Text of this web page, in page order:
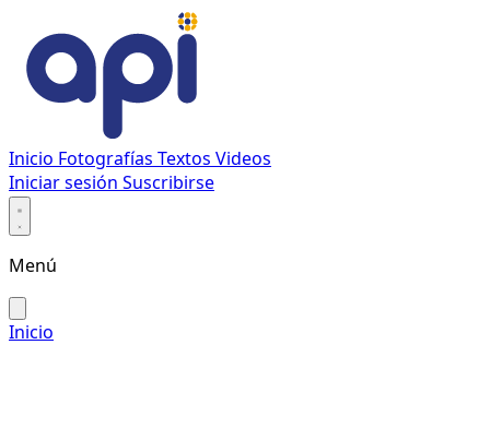
Inicio Fotografías Textos Videos
Iniciar sesión Suscribirse
Menú
Inicio